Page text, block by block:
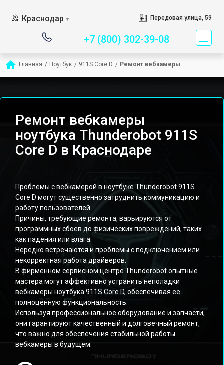
Краснодар ▼ Передовая улица, 59
+7 (800) 302-39-08
Главная / Ноутбук / 911S Core D / Ремонт вебкамеры
Ремонт вебкамеры
ноутбука Thunderobot 911S
Core D в Краснодаре
Проблемы с вебкамерой в ноутбуке Thunderobot 911S
Core D могут существенно затруднить коммуникацию и
работу пользователей.
Причины, требующие ремонта, варьируются от
программных сбоев до физических повреждений, таких
как падения или влага.
Нередко встречаются и проблемы с подключением или
некорректная работа драйверов.
В фирменном сервисном центре Thunderobot опытные
мастера могут эффективно устранить неполадки
вебкамеры ноутбука 911S Core D, обеспечивая её
полноценную функциональность.
Используя профессиональное оборудование и запчасти,
они гарантируют качественный и долговечный ремонт,
что важно для обеспечения стабильной работы
вебкамеры в будущем.